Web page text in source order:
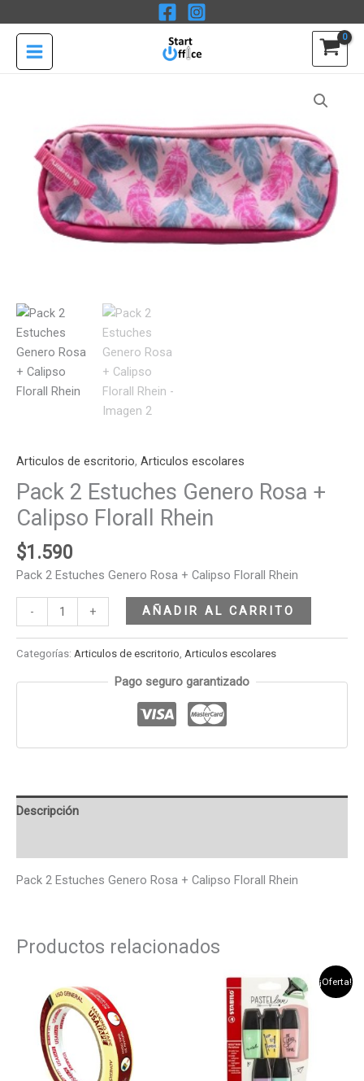
al
contenido
Articulos de escritorio, Articulos escolares
Pack 2 Estuches Genero Rosa +
Calipso Florall Rhein
$1.590
Pack 2 Estuches Genero Rosa + Calipso Florall Rhein
-
Genero
Rosa
Calipso
Florall
+ AÑADIR AL CARRITO
Categorías: Articulos de escritorio Articulos escolares
Pago seguro garantizado
Descripción
Pack 2 Estuches Genero Rosa + Calipso Florall Rhein
Productos relacionados
¡Oferta!
El
precio
original
era:
$3.290.
actual
es:
$2.990.
Rosa
cantidad